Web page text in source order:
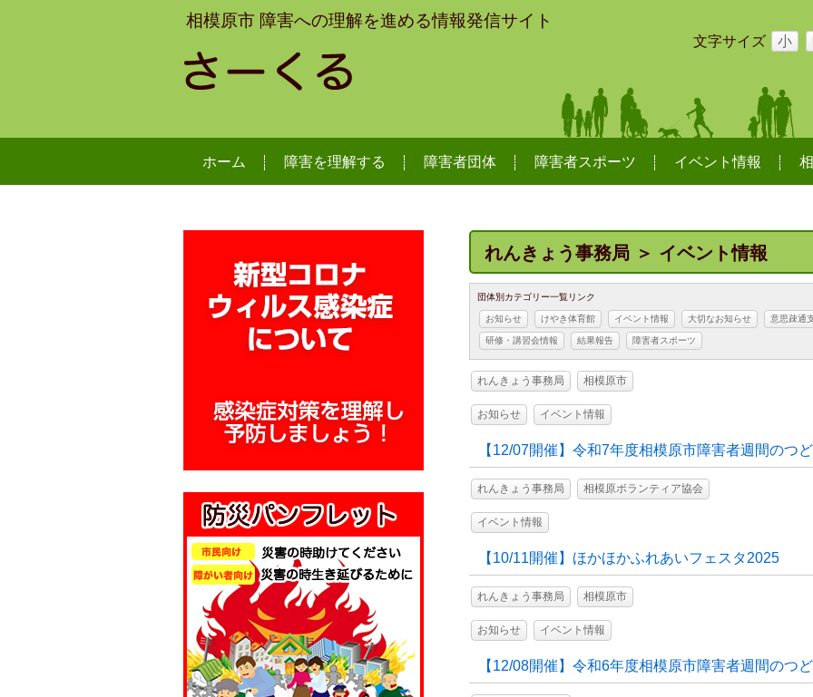
相模原市 障害への理解を進める情報発信サイト
文字サイズ 小
ホーム 障害を理解する 障害者団体 障害者スポーツ イベント情報
れんきょう事務局 ＞ イベント情報
団体別カテゴリー一覧リンク
お知らせ けやき体育館 イベント情報 大切なお知らせ 意思疎通
研修・講習会情報 結果報告 障害者スポーツ
れんきょう事務局 相模原市
お知らせ イベント情報
【12/07開催】令和7年度相模原市障害者週間のつ
れんきょう事務局 相模原ボランティア協会
イベント情報
【10/11開催】ほかほかふれあいフェスタ2025
れんきょう事務局 相模原市
お知らせ イベント情報
【12/08開催】令和6年度相模原市障害者週間のつ